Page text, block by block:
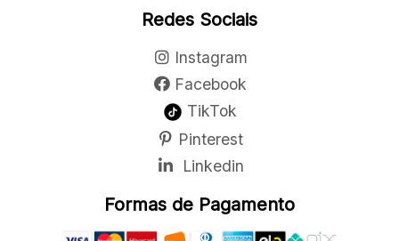
Redes Sociais
Instagram
Facebook
TikTok
Pinterest
Linkedin
Formas de Pagamento